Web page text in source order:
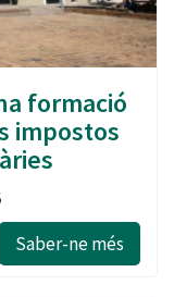
formació
impostos
Saber-ne més